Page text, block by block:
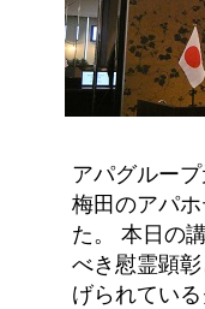
アパグルー
梅田のアパ
た。 本日の
べき慰霊顕
げられてい